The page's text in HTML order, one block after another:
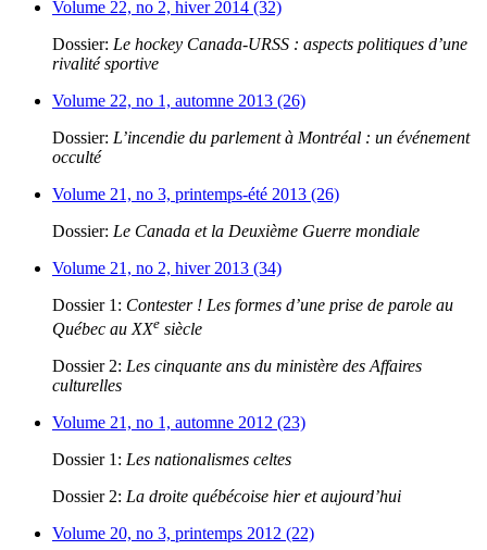
Volume 22, no 2, hiver 2014 (32)
Dossier: Le hockey Canada-URSS : aspects politiques d’une
rivalité sportive
Volume 22, no 1, automne 2013 (26)
Dossier: L’incendie du parlement à Montréal : un événement
occulté
Volume 21, no 3, printemps-été 2013 (26)
Dossier: Le Canada et la Deuxième Guerre mondiale
Volume 21, no 2, hiver 2013 (34)
Dossier 1: Contester ! Les formes d’une prise de parole au
Québec au XXe siècle
Dossier 2: Les cinquante ans du ministère des Affaires
culturelles
Volume 21, no 1, automne 2012 (23)
Dossier 1: Les nationalismes celtes
Dossier 2: La droite québécoise hier et aujourd’hui
Volume 20, no 3, printemps 2012 (22)